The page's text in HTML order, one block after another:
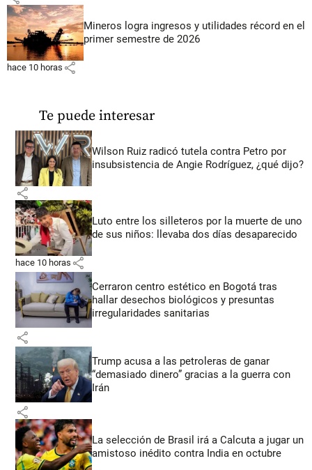
Mineros logra ingresos y utilidades récord en el
primer semestre de 2026
hace 10 horas share
Te puede interesar
Wilson Ruiz radicó tutela contra Petro por
insubsistencia de Angie Rodríguez, ¿qué dijo?
share
Luto entre los silleteros por la muerte de uno
de sus niños: llevaba dos días desaparecido
hace 10 horas share
Cerraron centro estético en Bogotá tras
hallar desechos biológicos y presuntas
irregularidades sanitarias
share
Trump acusa a las petroleras de ganar
“demasiado dinero” gracias a la guerra con
Irán
share
La selección de Brasil irá a Calcuta a jugar un
amistoso inédito contra India en octubre